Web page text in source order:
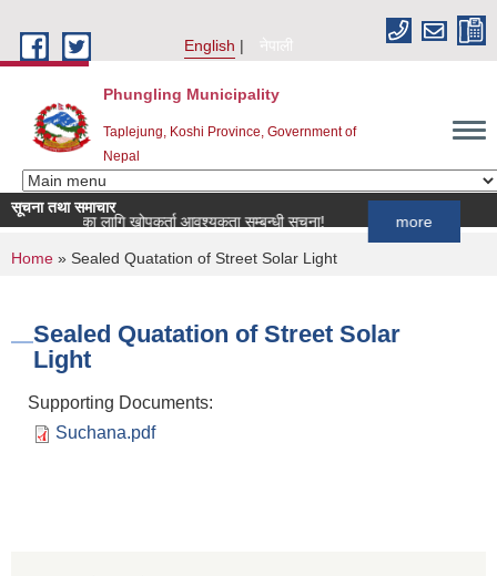
English
नेपाली
Phungling Municipality
Taplejung, Koshi Province, Government of
Nepal
सूचना तथा समाचार
लागि खोपकर्ता आवश्यकता सम्बन्धी सूचना!
You are here
Home » Sealed Quatation of Street Solar Light
Sealed Quatation of Street Solar
Light
Supporting Documents:
Suchana.pdf